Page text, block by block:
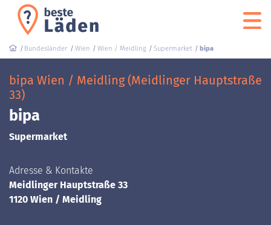
Bundesländer Wien Wien / Meidling Supermarket bipa
bipa Wien / Meidling (Meidlinger Hauptstraße
33)
bipa
Supermarket
Adresse & Kontakte
Meidlinger Hauptstraße 33
1120 Wien / Meidling